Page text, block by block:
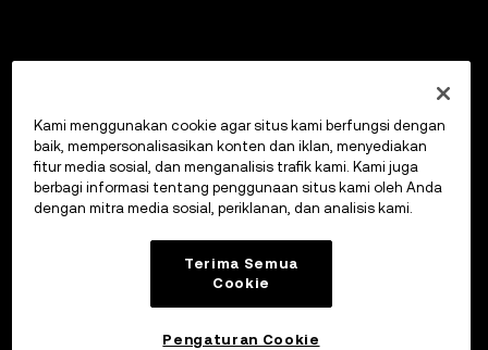
Kami menggunakan cookie agar situs kami berfungsi dengan
baik, mempersonalisasikan konten dan iklan, menyediakan
fitur media sosial, dan menganalisis trafik kami. Kami juga
berbagi informasi tentang penggunaan situs kami oleh Anda
dengan mitra media sosial, periklanan, dan analisis kami.
Terima Semua
Cookie
Pengaturan Cookie